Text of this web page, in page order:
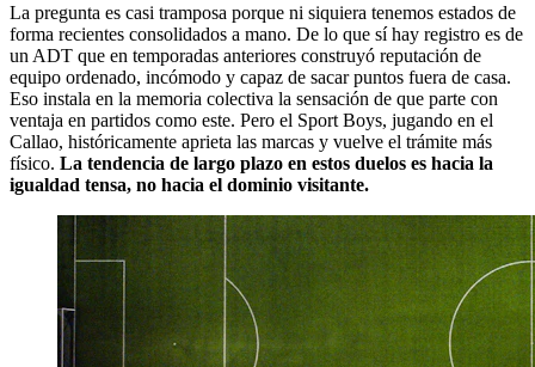
La pregunta es casi tramposa porque ni siquiera tenemos estados de
forma recientes consolidados a mano. De lo que sí hay registro es de
un ADT que en temporadas anteriores construyó reputación de
equipo ordenado, incómodo y capaz de sacar puntos fuera de casa.
Eso instala en la memoria colectiva la sensación de que parte con
ventaja en partidos como este. Pero el Sport Boys, jugando en el
Callao, históricamente aprieta las marcas y vuelve el trámite más
físico. La tendencia de largo plazo en estos duelos es hacia la
igualdad tensa, no hacia el dominio visitante.